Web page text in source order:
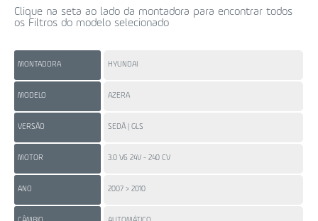
Clique na seta ao lado da montadora para encontrar todos
os Filtros do modelo selecionado
MONTADORA
MODELO
VERSÃO
MOTOR
ANO
HYUNDAI
AZERA
SEDÃ | GLS
3.0 V6 24V - 240 CV
2007 > 2010